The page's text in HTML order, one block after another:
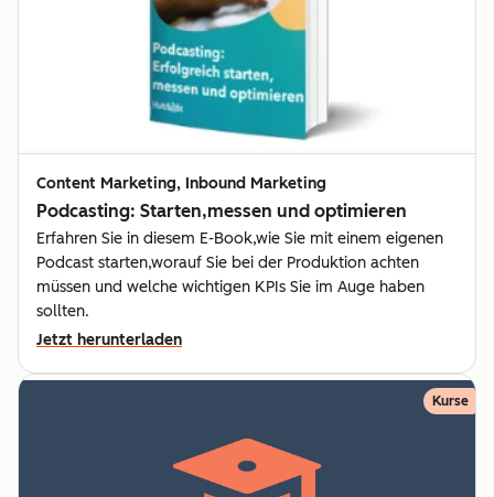
Content Marketing, Inbound Marketing
Podcasting: Starten,messen und optimieren
Erfahren Sie in diesem E-Book,wie Sie mit einem eigenen
Podcast starten,worauf Sie bei der Produktion achten
müssen und welche wichtigen KPIs Sie im Auge haben
sollten.
Jetzt herunterladen
Kurse